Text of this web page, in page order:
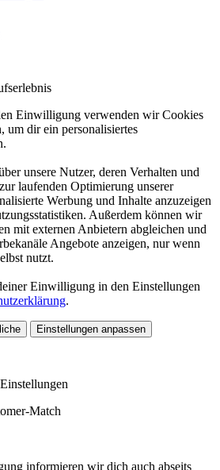
Einwilligung verwenden wir Cookies
um dir ein personalisiertes
unsere Nutzer, deren Verhalten und
laufenden Optimierung unserer
Werbung und Inhalte anzuzeigen
Außerdem können wir
mit externen Anbietern abgleichen und
Angebote anzeigen, nur wenn
nutzt.
Einwilligung in den Einstellungen
.
Einstellungen anpassen
Match
informieren wir dich auch abseits